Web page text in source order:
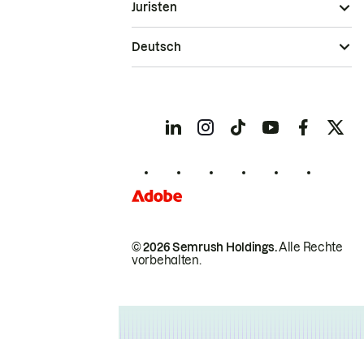
© 2026 Semrush Holdings.Alle Rechte
vorbehalten.
Juristen
Deutsch